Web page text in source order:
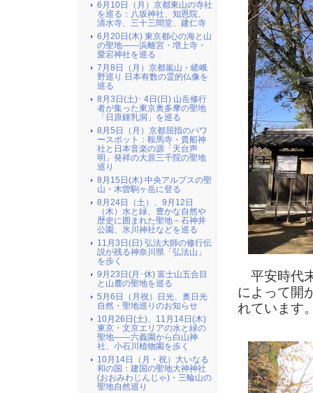
平安時代
によって開
れています
6月10日（月）京都東山の寺社
を巡る：八坂神社、知恩院、
清水寺、三十三間堂、建仁寺
6月20日(木) 東京都心の海と山
の聖地――浜離宮・増上寺・
愛宕神社を巡る
7月8日（月）京都嵐山・嵯峨
野巡り 日本有数の霊的仏像を
巡る
8月3日(土)･ 4日(日) 山岳修行
者が集った東京奥多摩の聖地
「日原鍾乳洞」を巡る
8月5日（月）京都屈指のパワ
ースポット：鞍馬寺・貴船神
社と日本音楽の源「天台声
明」発祥の大原三千院の聖地
巡り
8月15日(木) 中央アルプスの聖
山・木曽駒ヶ岳に登る
8月24日（土）、9月12日
（木）水と緑、豊かな自然や
歴史に囲まれた聖地－石神井
公園、氷川神社などを巡る
11月3日(日) 弘法大師の修行伝
説が残る神奈川県「弘法山」
を歩く
9月23日(月･休) 富士山五合目
と山麓の聖地を巡る
5月6日（月祝）日光、奥日光
自然・聖地巡りのお知らせ
10月26日(土)、11月14日(木)
東京・文京エリアの水と緑の
聖地――六義園から白山神
社、小石川植物園を歩く
10月14日（月・祝）大いなる
和の国：建国の聖地大神神社
(おおみわじんじゃ)・三輪山の
聖地自然巡り